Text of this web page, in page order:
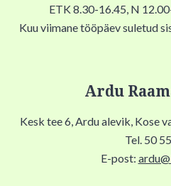
ETK 8.30-16.45, N
Kuu viimane tööpäev suletud
Ardu
Kesk tee 6, Ardu alevik, Kose
Tel. 50
E-post: